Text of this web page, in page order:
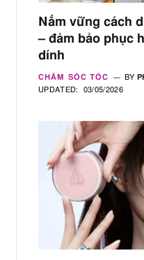
Nắm vững cách
– đảm bảo phục
dính
CHĂM SÓC TÓC BY
UPDATED:
03/05/2026